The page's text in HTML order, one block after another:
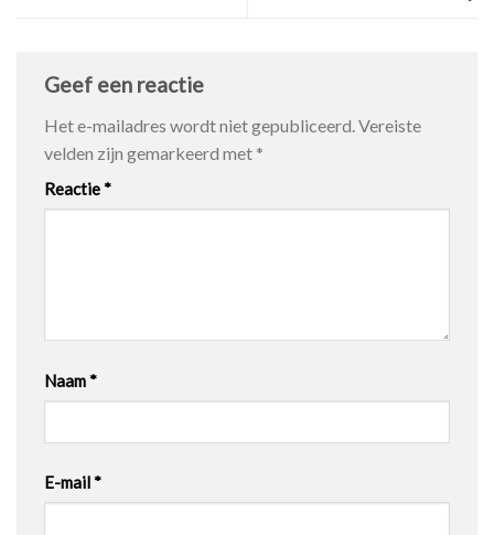
Geef een reactie
Het e-mailadres wordt niet gepubliceerd.Vereiste
velden zijn gemarkeerd met *
Reactie*
Naam*
E-mail*